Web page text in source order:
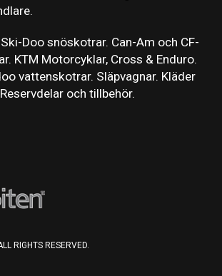
Doo snöskotrar. Can-Am och CF-
KTM Motorcyklar, Cross & Enduro.
vattenskotrar. Släpvagnar. Kläder
och tillbehör.
RIGHTS RESERVED.